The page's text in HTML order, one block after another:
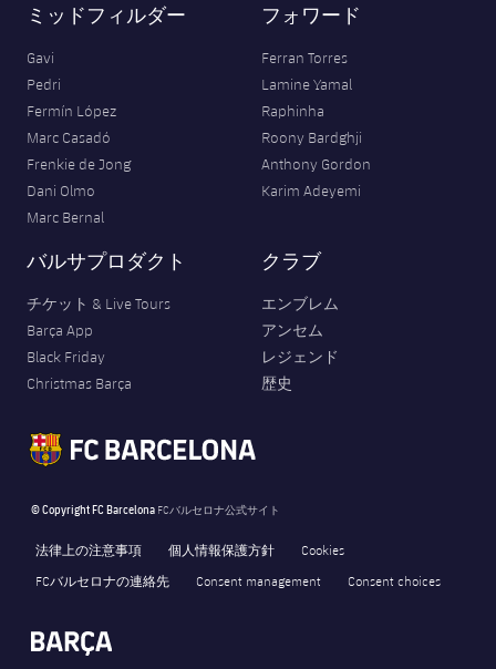
ミッドフィルダー
Gavi
Pedri
Fermín López
Marc Casadó
Frenkie de Jong
Dani Olmo
Marc Bernal
フォワード
Ferran Torres
Lamine Yamal
Raphinha
Roony Bardghji
Anthony Gordon
Karim Adeyemi
バルサプロダクト
チケット & Live Tours
Barça App
Black Friday
Christmas Barça
クラブ
エンブレム
アンセム
レジェンド
歴史
© Copyright FC Barcelona FCバルセロナ公式サイト
法律上の注意事項 個人情報保護方針
Cookies
FCバルセロナの連絡先
Consent management Consent choices